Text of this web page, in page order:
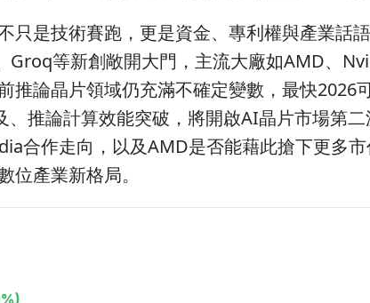
只是技術賽跑，更是資金、專利權與產業話
Groq等新創敞開大門，主流大廠如AMD、
推論晶片領域仍充滿不確定變數，最快2026
、推論計算效能突破，將開啟AI晶片市場第
合作走向，以及AMD是否能藉此搶下更多
位產業新格局。